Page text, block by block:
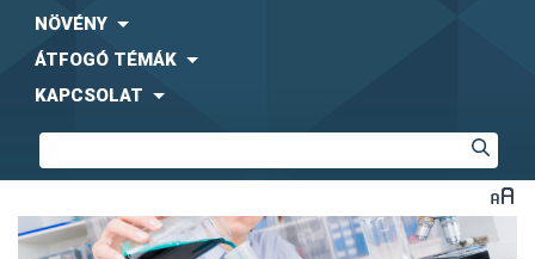
NÖVÉNY
ÁTFOGÓ TÉMÁK
KAPCSOLAT